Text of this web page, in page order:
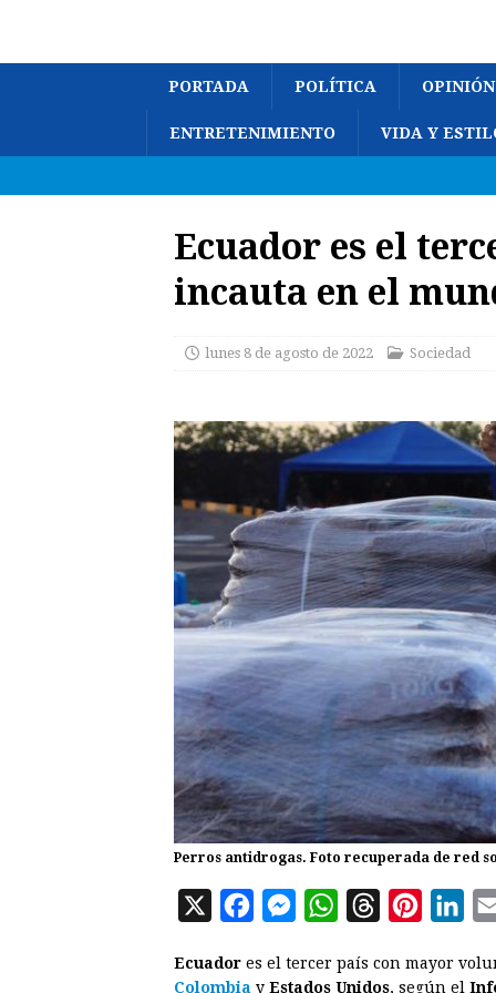
PORTADA POLÍTICA OPINIÓN
ENTRETENIMIENTO VIDA Y
Ecuador es el
incauta en el
lunes 8 de agosto de 2022 Sociedad
Perros antidrogas. Foto recuperada de red
X
c
M
s
W
a
r
n
n
Ecuador es el tercer país con mayor
Colombia y Estados Unidos, según el